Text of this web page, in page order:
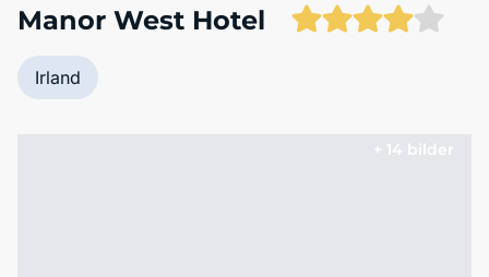
Manor West Hotel
Irland
+ 14 bilder